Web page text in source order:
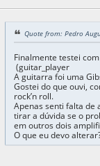
Quote from: Pedro
Finalmente testei
(guitar_player
A guitarra foi uma
Gostei do que ouvi,
rock’n roll.
Apenas senti falta de
tirar a dúvida se o
em outros dois
O que eu devo